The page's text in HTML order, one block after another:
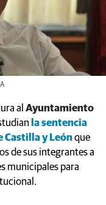
al Ayuntamiento
la sentencia
Castilla y Leónque
de sus integrantes a
municipales para